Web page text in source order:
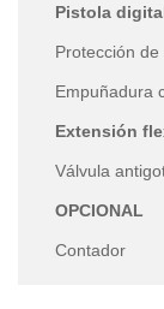
Pistola
Protección de
Empuñadura
Extensión
Válvula
OPCIONAL
Contador